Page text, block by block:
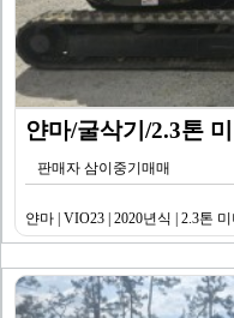
얀마/굴삭기/2.3톤
판매자 삼이중기매매
얀마 | VIO23 | 2020년식 | 2.3톤 미